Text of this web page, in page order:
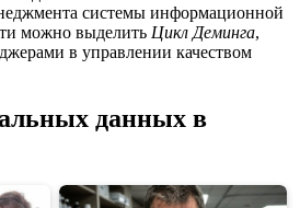
системы информационной
можно выделить Цикл Деминга,
в управлении качеством
данных в